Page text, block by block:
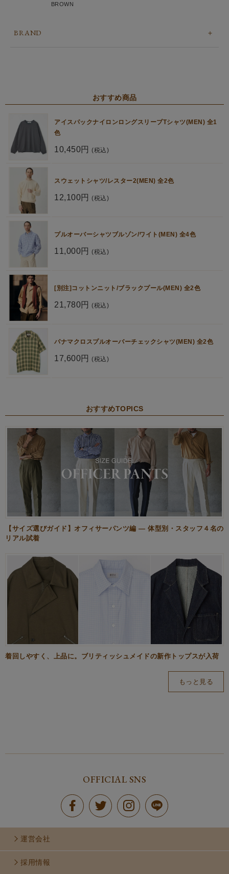
BROWN
BRAND
おすすめ商品
アイスパックナイロンロングスリーブTシャツ(MEN) 全1
色
10,450円 (税込)
スウェットシャツ/レスター2(MEN) 全2色
12,100円 (税込)
プルオーバーシャツブルゾン/ワイト(MEN) 全4色
11,000円 (税込)
[別注]コットンニット/ブラックプール(MEN) 全2色
21,780円 (税込)
パナマクロスプルオーバーチェックシャツ(MEN) 全2色
17,600円 (税込)
おすすめTOPICS
【サイズ選びガイド】オフィサーパンツ編 — 体型別・スタッフ４名の
リアル試着
着回しやすく、上品に。ブリティッシュメイドの新作トップスが入荷
もっと見る
OFFICIAL SNS
運営会社
採用情報